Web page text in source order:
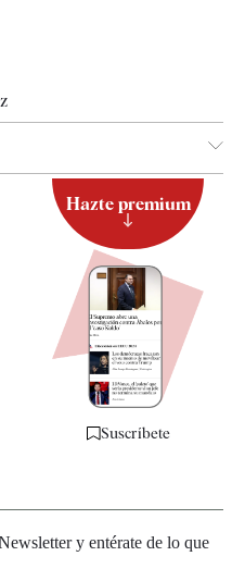
Hazte premium
Suscríbete
y entérate de lo que